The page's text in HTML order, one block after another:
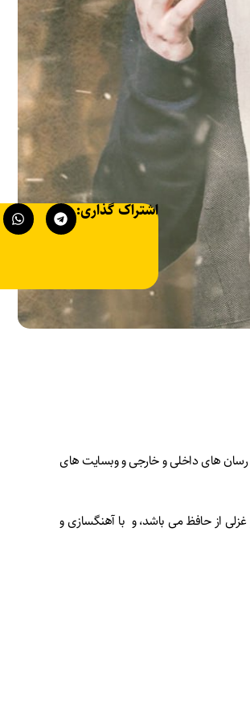
اشتراک گذاری:
رسان های داخلی و خارجی و وبسایت های
از حافظ می باشد، و با آهنگسازی و